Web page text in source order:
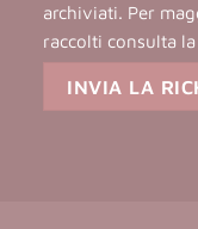
archiviati. Per
raccolti consulta